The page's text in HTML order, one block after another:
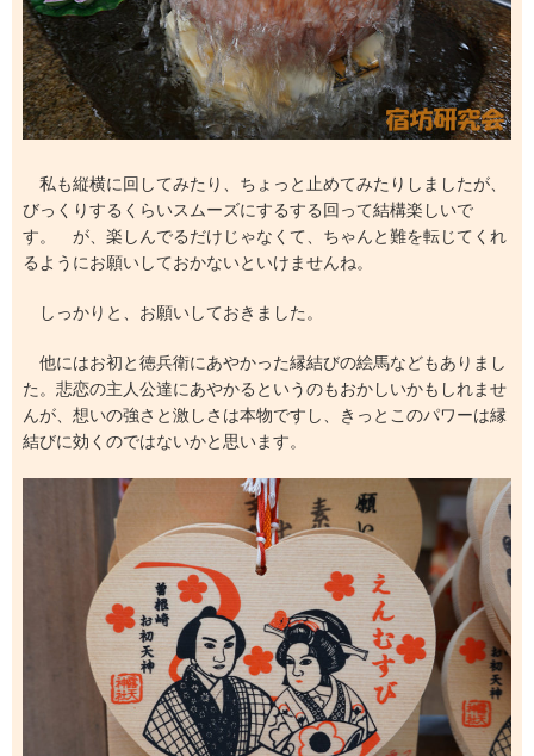
私も縦横に回してみたり、ちょっと止めてみたりしましたが、
びっくりするくらいスムーズにするする回って結構楽しいで
す。 が、楽しんでるだけじゃなくて、ちゃんと難を転じてくれ
るようにお願いしておかないといけませんね。
しっかりと、お願いしておきました。
他にはお初と徳兵衛にあやかった縁結びの絵馬などもありまし
た。悲恋の主人公達にあやかるというのもおかしいかもしれませ
んが、想いの強さと激しさは本物ですし、きっとこのパワーは縁
結びに効くのではないかと思います。